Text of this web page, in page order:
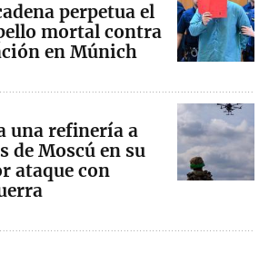
perpetua el
mortal contra
en Múnich
una refinería a
de Moscú en su
ataque con